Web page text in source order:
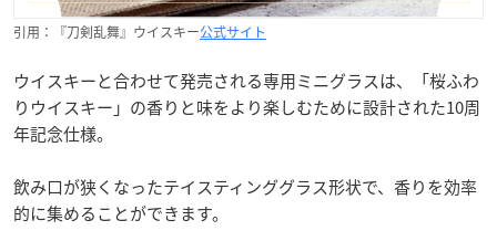
引用：『刀剣乱舞』ウイスキー公式サイト
ウイスキーと合わせて発売される専用ミニグラスは、「桜ふわ
りウイスキー」の香りと味をより楽しむために設計された10周
年記念仕様。
飲み口が狭くなったテイスティンググラス形状で、香りを効率
的に集めることができます。